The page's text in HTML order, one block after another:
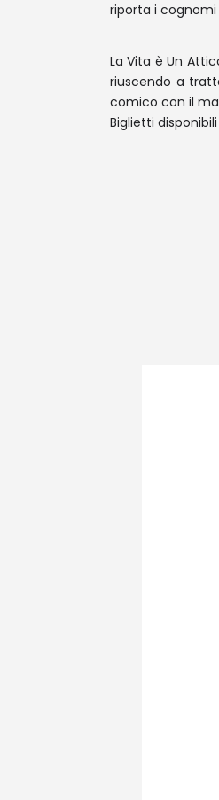
riporta i
La Vita è Un
riuscendo a
comico con il
Biglietti